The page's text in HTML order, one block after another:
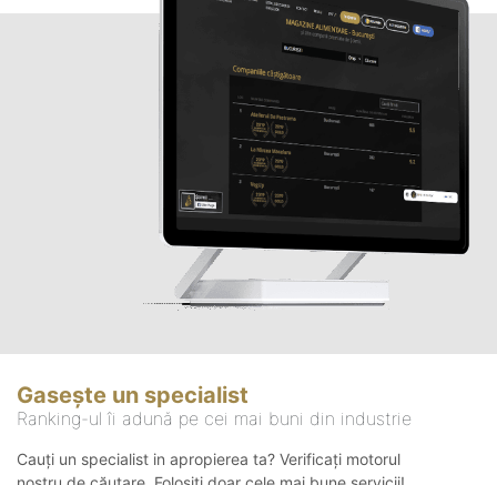
Gasește un specialist
Ranking-ul îi adună pe cei mai buni din industrie
Cauți un specialist in apropierea ta? Verificați motorul